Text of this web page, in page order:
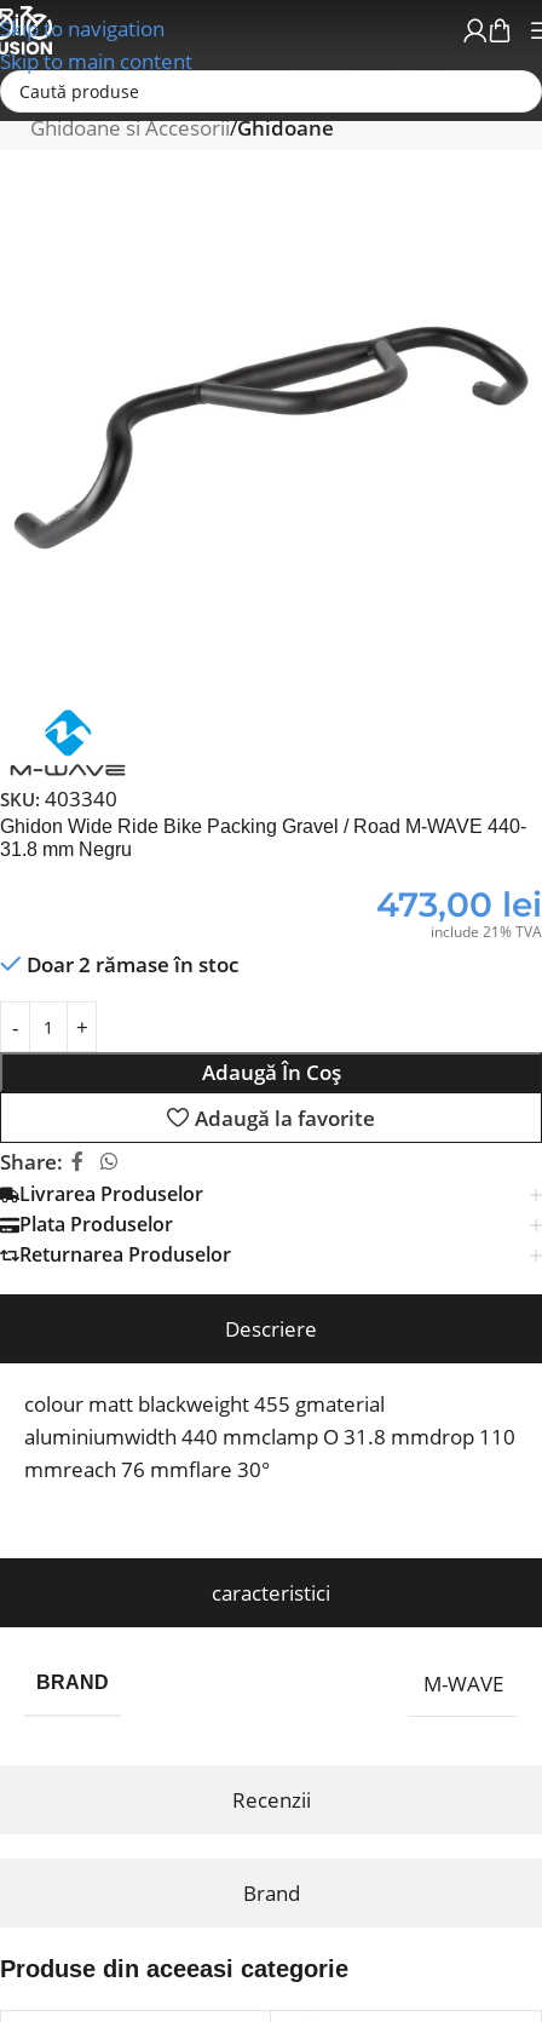
Skip to navigation
Skip to main content
Prima pagină
Ghidoane si Accesorii Ghidoane
SKU: 403340
Ghidon Wide Ride Bike Packing Gravel / Road M-WAVE 440-
31.8 mm Negru
473,00 lei
include 21% TVA
Doar 2 rămase în stoc
Adaugă În Coș
Adaugă la favorite
Share:
Livrarea Produselor
Plata Produselor
Returnarea Produselor
Descriere
colour matt blackweight 455 gmaterial
aluminiumwidth 440 mmclamp O 31.8 mmdrop 110
mmreach 76 mmflare 30°
caracteristici
Recenzii
Brand
BRAND M-WAVE
Produse din aceeasi categorie